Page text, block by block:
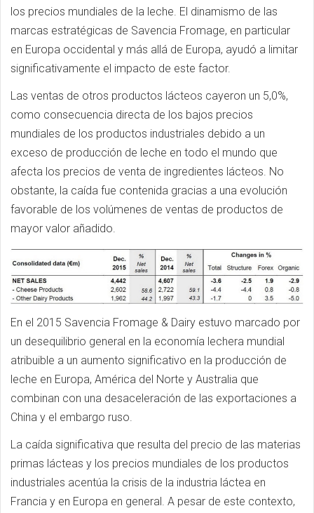
los precios mundiales de la leche. El dinamismo de las
marcas estratégicas de Savencia Fromage, en particular
en Europa occidental y más allá de Europa, ayudó a limitar
significativamente el impacto de este factor.
Las ventas de otros productos lácteos cayeron un 5,0%,
como consecuencia directa de los bajos precios
mundiales de los productos industriales debido a un
exceso de producción de leche en todo el mundo que
afecta los precios de venta de ingredientes lácteos. No
obstante, la caída fue contenida gracias a una evolución
favorable de los volúmenes de ventas de productos de
mayor valor añadido.
En el 2015 Savencia Fromage & Dairy estuvo marcado por
un desequilibrio general en la economía lechera mundial
atribuible a un aumento significativo en la producción de
leche en Europa, América del Norte y Australia que
combinan con una desaceleración de las exportaciones a
China y el embargo ruso.
La caída significativa que resulta del precio de las materias
primas lácteas y los precios mundiales de los productos
industriales acentúa la crisis de la industria láctea en
Francia y en Europa en general. A pesar de este contexto,